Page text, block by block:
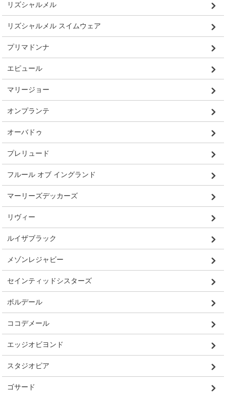
リズシャルメル
リズシャルメル スイムウェア
プリマドンナ
エピュール
マリージョー
オンプランテ
オーバドゥ
プレリュード
フルール オブ イングランド
マーリーズデッカーズ
リヴィー
ルイザブラック
メゾンレジャビー
セインティッドシスターズ
ボルデール
ココデメール
エッジオビヨンド
スタジオピア
ゴサード